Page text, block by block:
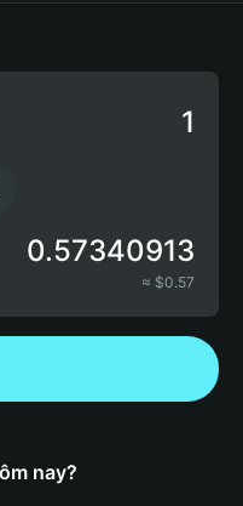
0.57340913
≈ $0.57
nay?